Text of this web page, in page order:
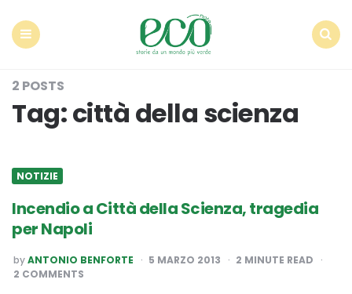
2 POSTS
Tag:città della scienza
NOTIZIE
Incendio a Città della Scienza, tragedia
per Napoli
POSTED
BY
byANTONIO BENFORTE 5 MARZO 2013 2 MINUTE READ
2 COMMENTS